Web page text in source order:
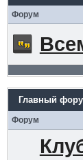
Форум
Главный
Форум